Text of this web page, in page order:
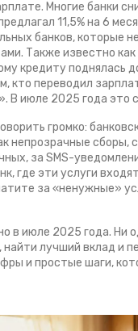
Многие банки
11,5% на 6
банков, которые
. Также известно как
кредиту поднялась
кто переводил
В июле 2025 года это
громко:
непрозрачные сборы,
за SMS-
где эти услуги
за «ненужные»
в июле 2025 года. Ни
лучший вклад и
и простые шаги,